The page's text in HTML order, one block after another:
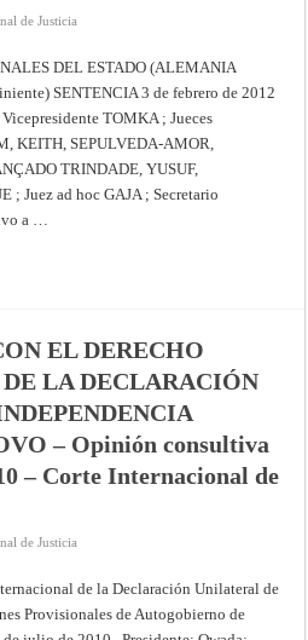
la
Corte
Internacional
de
de Justicia
DEL ESTADO (ALEMANIA
SENTENCIA 3 de febrero de 2012
TOMKA ; Jueces
KEITH, SEPULVEDA-AMOR,
TRINDADE, YUSUF,
; Juez ad hoc GAJA ; Secretario
a …
EL DERECHO
LA DECLARACIÓN
– Opinión consultiva
– Corte Internacional de
de Justicia
de la Declaración Unilateral de
Provisionales de Autogobierno de